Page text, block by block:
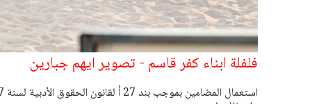
فلفلة ابناء كفر قاسم - تصوير ايهم جبارين